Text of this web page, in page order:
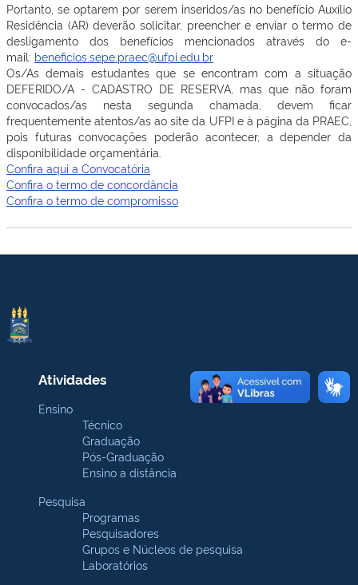
Portanto, se optarem por serem inseridos/as no benefício Auxílio
Residência (AR) deverão solicitar, preencher e enviar o termo de
desligamento dos benefícios mencionados através do e-
mail: beneficios.sepe.praec@ufpi. edu.br
Os/As demais estudantes que se encontram com a situação
DEFERIDO/A - CADASTRO DE RESERVA, mas que não foram
convocados/as nesta segunda chamada, devem ficar
frequentemente atentos/as ao site da UFPI e à página da PRAEC,
pois futuras convocações poderão acontecer, a depender da
disponibilidade orçamentária.
Confira aqui a Convocatória
Confira o termo de concordância
Confira o termo de compromisso
Atividades
Ensino
Técnico
Graduação
Pós-Graduação
Ensino a distância
Pesquisa
Programas
Pesquisadores
Grupos e Núcleos de pesquisa
Laboratórios